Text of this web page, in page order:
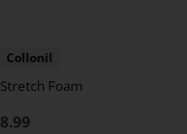
Collonil
Stretch Foam
8.99